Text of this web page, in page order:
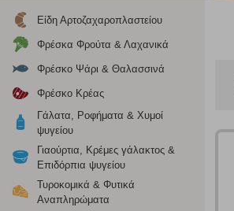
Είδη Αρτοζαχαροπλαστείου
Φρέσκα Φρούτα & Λαχανικά
Φρέσκο Ψάρι & Θαλασσινά
Φρέσκο Κρέας
Γάλατα, Ροφήματα & Χυμοί
ψυγείου
Γιαούρτια, Κρέμες γάλακτος &
Επιδόρπια ψυγείου
Τυροκομικά & Φυτικά
Αναπληρώματα